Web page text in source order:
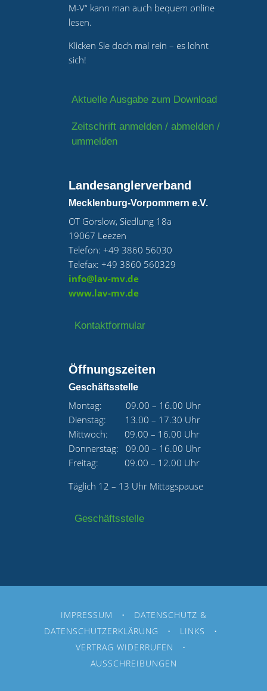
M-V“ kann man auch bequem online
lesen.
Klicken Sie doch mal rein – es lohnt
sich!
Aktuelle Ausgabe zum Download
Zeitschrift anmelden / abmelden /
ummelden
Landesanglerverband
Mecklenburg-Vorpommern e.V.
OT Görslow, Siedlung 18a
19067 Leezen
Telefon: +49 3860 56030
Telefax: +49 3860 560329
info@lav-mv.de
www.lav-mv.de
Kontaktformular
Öffnungszeiten
Geschäftsstelle
Montag: 09.00 – 16.00 Uhr
Dienstag: 13.00 – 17.30 Uhr
Mittwoch: 09.00 – 16.00 Uhr
Donnerstag: 09.00 – 16.00 Uhr
Freitag: 09.00 – 12.00 Uhr
Täglich 12 – 13 Uhr Mittagspause
Geschäftsstelle
IMPRESSUM • DATENSCHUTZ &
DATENSCHUTZERKLÄRUNG • LINKS •
VERTRAG WIDERRUFEN •
AUSSCHREIBUNGEN